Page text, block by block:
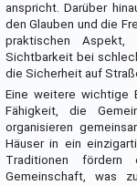
anspricht. Darüber
den Glauben und die
praktischen
Sichtbarkeit bei
die Sicherheit auf
Eine weitere wichtige
Fähigkeit, die
organisieren
Häuser in ein
Traditionen fördern
Gemeinschaft, was